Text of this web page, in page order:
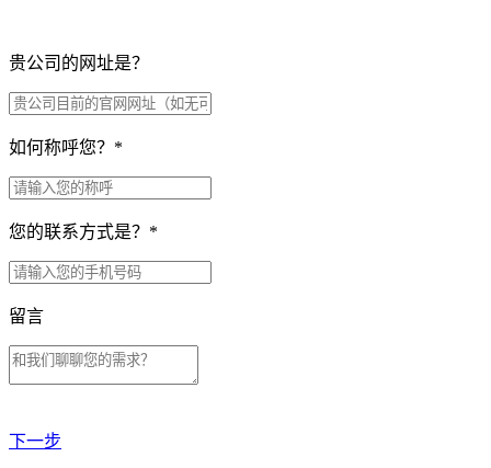
贵公司的网址是？
如何称呼您？ *
您的联系方式是？ *
留言
下一步